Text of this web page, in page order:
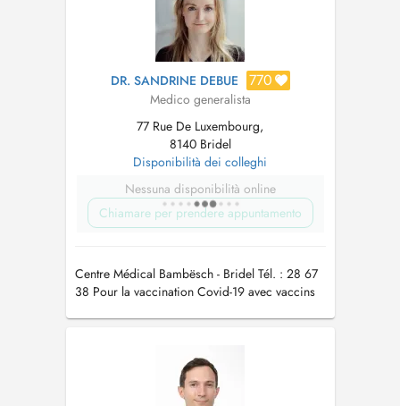
DR. SANDRINE DEBUE 770
Medico generalista
77 Rue De Luxembourg,
8140 Bridel
Disponibilità dei colleghi
Nessuna disponibilità online
Chiamare per prendere appuntamento
Centre Médical Bambësch - Bridel Tél. : 28 67
38 Pour la vaccination Covid-19 avec vaccins